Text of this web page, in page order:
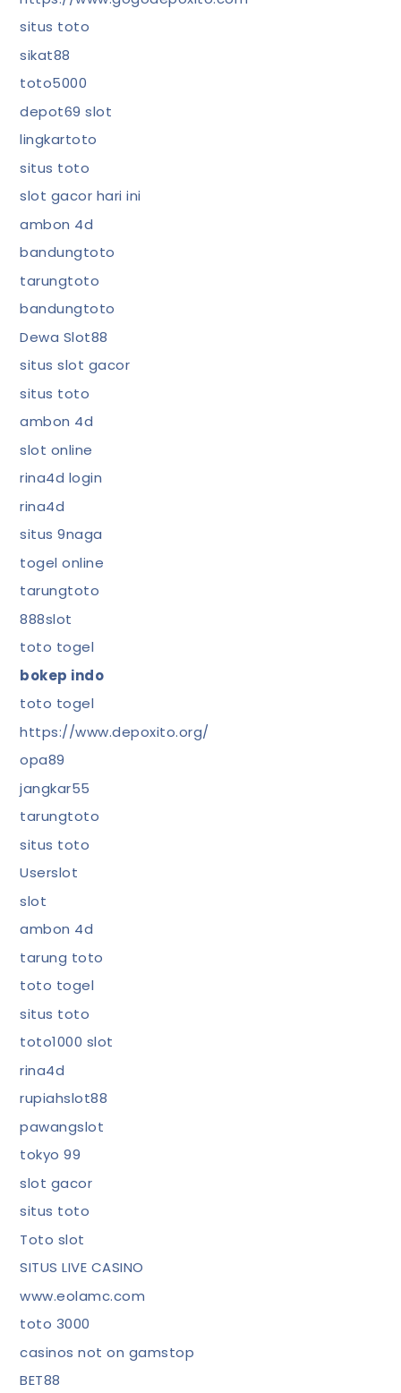
situs toto
sikat88
toto5000
depot69 slot
lingkartoto
situs toto
slot gacor hari ini
ambon 4d
bandungtoto
tarungtoto
bandungtoto
Dewa Slot88
situs slot gacor
situs toto
ambon 4d
slot online
rina4d login
rina4d
situs 9naga
togel online
tarungtoto
888slot
toto togel
bokep indo
toto togel
https://www.depoxito.org/
opa89
jangkar55
tarungtoto
situs toto
Userslot
slot
ambon 4d
tarung toto
toto togel
situs toto
toto1000 slot
rina4d
rupiahslot88
pawangslot
tokyo 99
slot gacor
situs toto
Toto slot
SITUS LIVE CASINO
www.eolamc.com
toto 3000
casinos not on gamstop
BET88